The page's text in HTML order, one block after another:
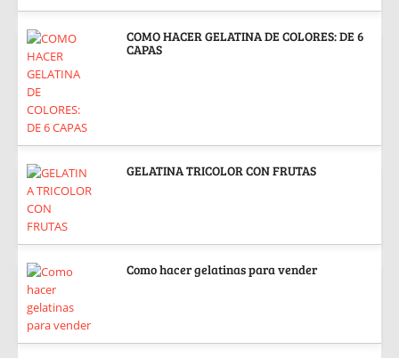
COMO HACER GELATINA DE COLORES: DE 6
CAPAS
GELATINA TRICOLOR CON FRUTAS
Como hacer gelatinas para vender